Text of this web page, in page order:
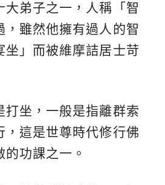
大弟子之一，人稱「智
，雖然他擁有過人的智
坐」而被維摩詰居士苛
打坐，一般是指離群索
，這是世尊時代修行佛
功課之一。